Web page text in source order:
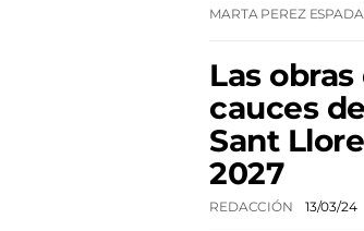
MARTA PEREZ
Las
cauces
Sant
2027
REDACCIÓN 13/03/24